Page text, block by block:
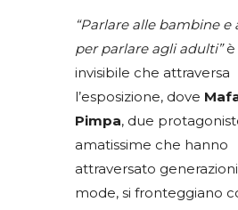
“Parlare alle bambine
per parlare agli adulti”è
invisibile che attraversa
l’esposizione, dove
Pimpa, due
amatissime che hanno
attraversato
mode, si fronteggiano